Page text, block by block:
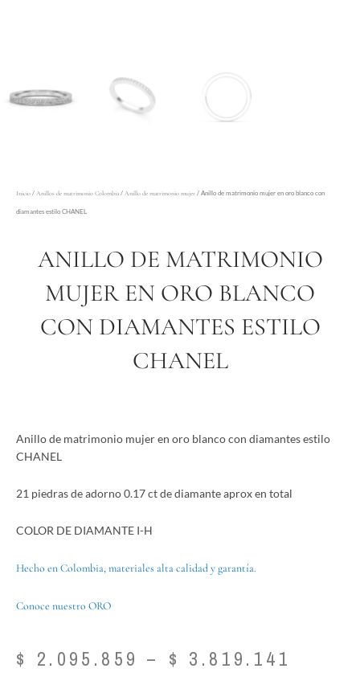
Inicio / Anillos de matrimonio Colombia / Anillo de matrimonio mujer / Anillo de matrimonio mujer en oro blanco con
diamantes estilo CHANEL
ANILLO DE MATRIMONIO
MUJER EN ORO BLANCO
CON DIAMANTES ESTILO
CHANEL
Anillo de matrimonio mujer en oro blanco con diamantes estilo
CHANEL
21 piedras de adorno 0.17 ct de diamante aprox en total
COLOR DE DIAMANTE I-H
Hecho en Colombia, materiales alta calidad y garantía.
Conoce nuestro ORO
$ 2.095.859 – $ 3.819.141